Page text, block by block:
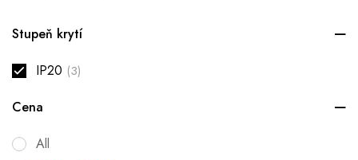
Stupeň krytí
IP20 (3)
Cena
All